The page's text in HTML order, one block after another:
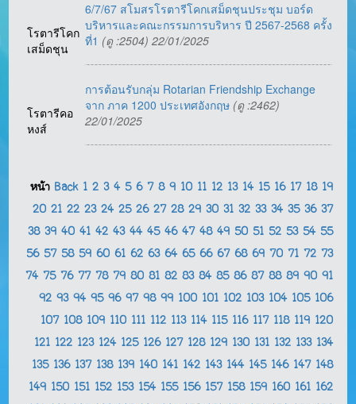
โรตารีโคก
เสม็ดชุน
6/7/67 สโมสรโรตารีโคกเสม็ดชุนประชุม บอร์ด
บริหารและคณะกรรมการบริหาร ปี 2567-2568 ครั้ง
ที่1 (ดู :2504) 22/01/2025
โรตารีคอ
หงส์
การต้อนรับกลุ่ม Rotarian Friendship Exchange
จาก ภาค 1200 ประเทศอังกฤษ (ดู :2462)
22/01/2025
หน้า Back 1 2 3 4 5 6 7 8 9 10 11 12 13 14 15 16 17 18 19
20 21 22 23 24 25 26 27 28 29 30 31 32 33 34 35 36 37
38 39 40 41 42 43 44 45 46 47 48 49 50 51 52 53 54 55
56 57 58 59 60 61 62 63 64 65 66 67 68 69 70 71 72 73
74 75 76 77 78 79 80 81 82 83 84 85 86 87 88 89 90 91
92 93 94 95 96 97 98 99 100 101 102 103 104 105 106
107 108 109 110 111 112 113 114 115 116 117 118 119 120
121 122 123 124 125 126 127 128 129 130 131 132 133 134
135 136 137 138 139 140 141 142 143 144 145 146 147 148
149 150 151 152 153 154 155 156 157 158 159 160 161 162